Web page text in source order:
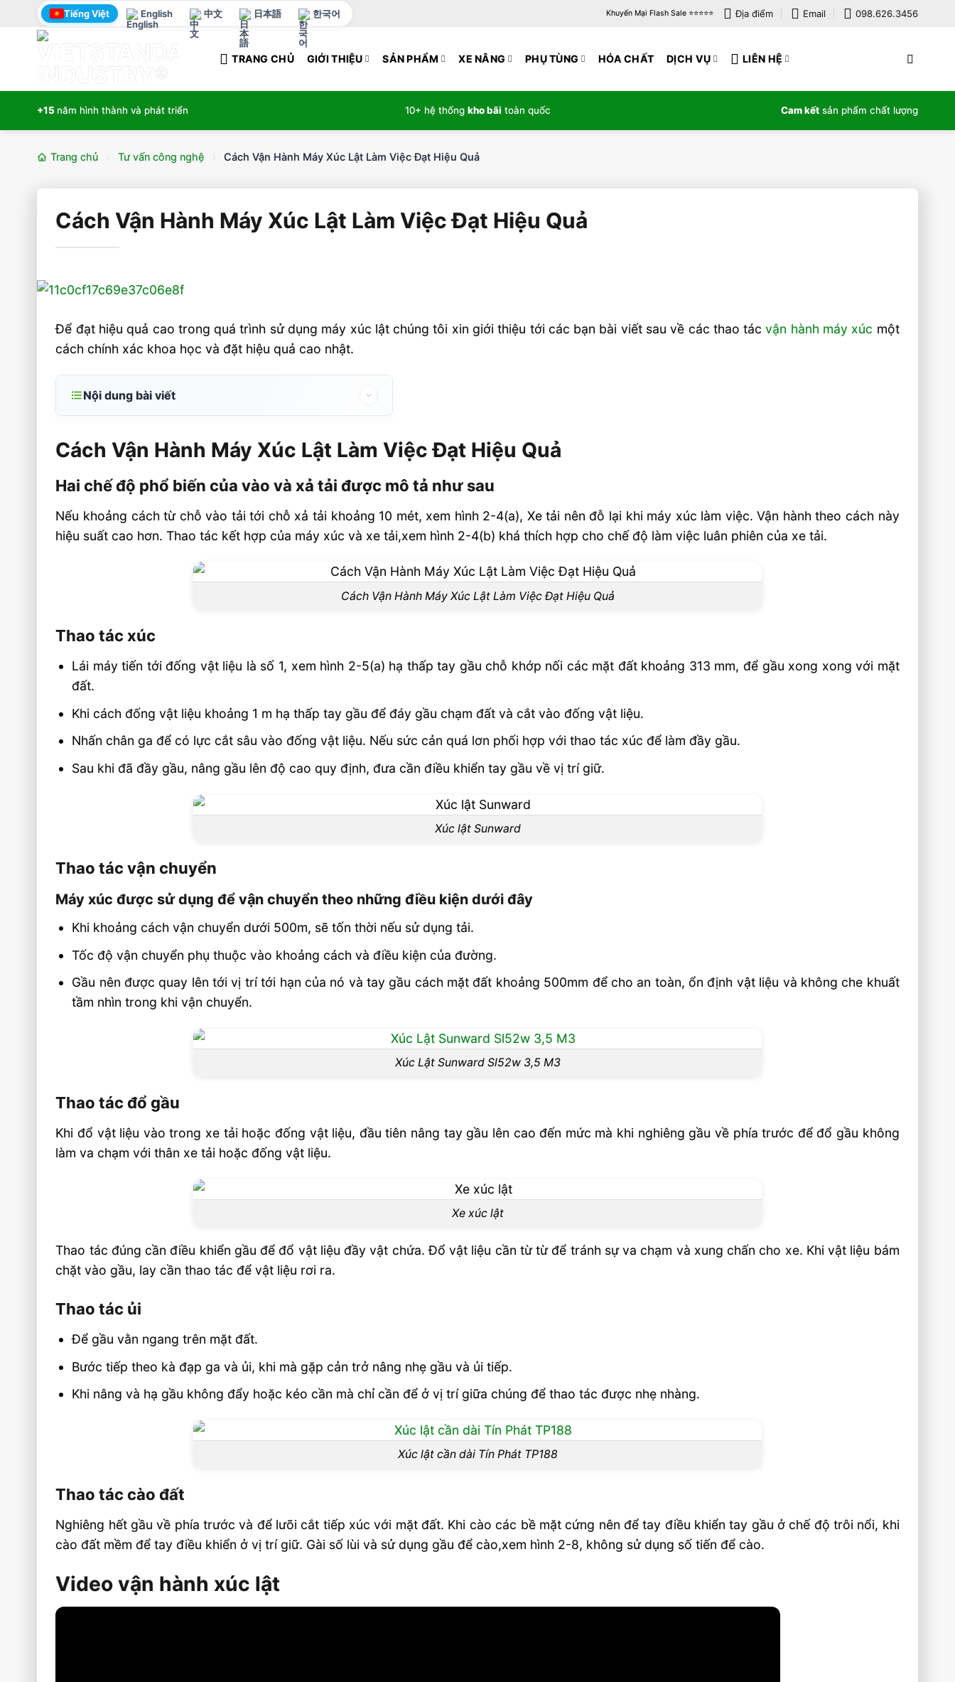
Tiếng Việt English 中文 日本語 한국어 Khuyến Mại Flash Sale ⭐️⭐️⭐️⭐️⭐️ Địa điểm Email 098.626.3456
TRANG CHỦ GIỚI THIỆU SẢN PHẨM XE NÂNG PHỤ TÙNG HÓA CHẤT DỊCH VỤ LIÊN HỆ
+15 năm hình thành và phát triển 10+ hệ thống kho bãi toàn quốc Cam kết sản phẩm chất lượng
Trang chủ Tư vấn công nghệ Cách Vận Hành Máy Xúc Lật Làm Việc Đạt Hiệu Quả
Cách Vận Hành Máy Xúc Lật Làm Việc Đạt Hiệu Quả
Để đạt hiệu quả cao trong quá trình sử dụng máy xúc lật chúng tôi xin giới thiệu tới các bạn bài viết sau về các thao tácvận hành máy xúc một
cách chính xác khoa học và đặt hiệu quả cao nhật.
Nội dung bài viết
Hai chế độ phổ biến của vào và xả tải được mô tả như
Thao tác xúc
Thao tác vận chuyển
Máy xúc được sử dụng để vận chuyển theo những
điều kiện dưới đây
Thao tác cào đất
Video vận hành xúc lật
Cách Vận Hành Máy Xúc Lật Làm Việc Đạt Hiệu Quả
Hai chế độ phổ biến của vào và xả tải được mô tả như sau
Nếu khoảng cách từ chỗ vào tải tới chỗ xả tải khoảng 10 mét, xem hình 2-4(a), Xe tải nên đỗ lại khi máy xúc làm việc. Vận hành theo cách này
hiệu suất cao hơn. Thao tác kết hợp của máy xúc và xe tải,xem hình 2-4(b) khá thích hợp cho chế độ làm việc luân phiên của xe tải.
Cách Vận Hành Máy Xúc Lật Làm Việc Đạt Hiệu Quả
Thao tác xúc
Lái máy tiến tới đống vật liệu là số 1, xem hình 2-5(a) hạ thấp tay gầu chỗ khớp nối các mặt đất khoảng 313 mm, để gầu xong xong với mặt
đất.
Khi cách đống vật liệu khoảng 1 m hạ thấp tay gầu để đáy gầu chạm đất và cắt vào đống vật liệu.
Nhấn chân ga để có lực cắt sâu vào đống vật liệu. Nếu sức cản quá lơn phối hợp với thao tác xúc để làm đầy gầu.
Sau khi đã đầy gầu, nâng gầu lên độ cao quy định, đưa cần điều khiển tay gầu về vị trí giữ.
Xúc lật Sunward
Thao tác vận chuyển
Máy xúc được sử dụng để vận chuyển theo những điều kiện dưới đây
Khi khoảng cách vận chuyển dưới 500m, sẽ tốn thời nếu sử dụng tải.
Tốc độ vận chuyển phụ thuộc vào khoảng cách và điều kiện của đường.
Gầu nên được quay lên tới vị trí tới hạn của nó và tay gầu cách mặt đất khoảng 500mm để cho an toàn, ổn định vật liệu và không che khuất
tầm nhìn trong khi vận chuyển.
Xúc Lật Sunward Sl52w 3,5 M3
Thao tác đổ gầu
Khi đổ vật liệu vào trong xe tải hoặc đống vật liệu, đầu tiên nâng tay gầu lên cao đến mức mà khi nghiêng gầu về phía trước để đổ gầu không
làm va chạm với thân xe tải hoặc đống vật liệu.
Xe xúc lật
Thao tác đúng cần điều khiển gầu để đổ vật liệu đầy vật chứa. Đổ vật liệu cần từ từ để tránh sự va chạm và xung chấn cho xe. Khi vật liệu bám
chặt vào gầu, lay cần thao tác để vật liệu rơi ra.
Thao tác ủi
Để gầu vằn ngang trên mặt đất.
Bước tiếp theo kà đạp ga và ủi, khi mà gặp cản trở nâng nhẹ gầu và ủi tiếp.
Khi nâng và hạ gầu không đẩy hoặc kéo cần mà chỉ cần để ở vị trí giữa chúng để thao tác được nhẹ nhàng.
Xúc lật cần dài Tín Phát TP188
Thao tác cào đất
Nghiêng hết gầu về phía trước và để lưõi cắt tiếp xúc với mặt đất. Khi cào các bề mặt cứng nên để tay điều khiển tay gầu ở chế độ trôi nổi, khi
cào đất mềm để tay điều khiển ở vị trí giữ. Gài số lùi và sử dụng gầu để cào,xem hình 2-8, không sử dụng số tiến để cào.
Video vận hành xúc lật